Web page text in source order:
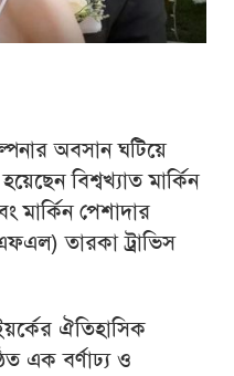
অবসান ঘটিয়ে
বিশ্বখ্যাত মার্কিন
পেশাদার
তারকা ট্রাভিস
ঐতিহাসিক
এক বর্ণাঢ্য ও